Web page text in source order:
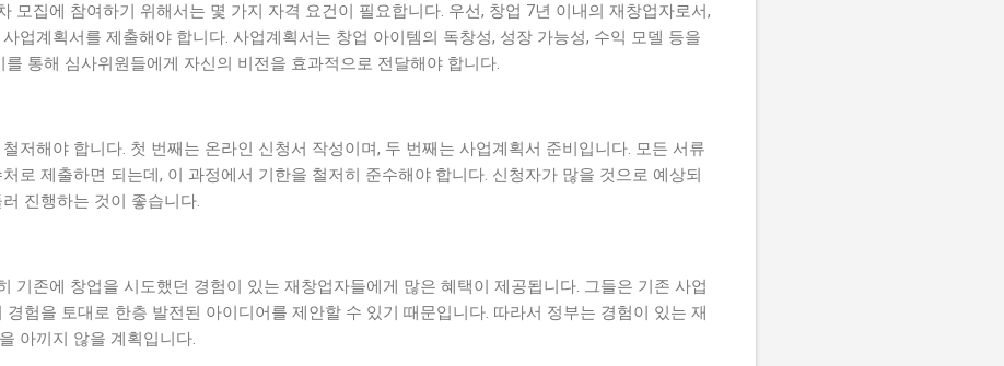
모집에 참여하기 위해서는 몇 가지 자격 요건이 필요합니다. 우선, 창업 7년 이내의 재창업자로서,
업계획서를 제출해야 합니다. 사업계획서는 창업 아이템의 독창성, 성장 가능성, 수익 모델 등을
를 통해 심사위원들에게 자신의 비전을 효과적으로 전달해야 합니다.
저해야 합니다. 첫 번째는 온라인 신청서 작성이며, 두 번째는 사업계획서 준비입니다. 모든 서류
로 제출하면 되는데, 이 과정에서 기한을 철저히 준수해야 합니다. 신청자가 많을 것으로 예상되
진행하는 것이 좋습니다.
기존에 창업을 시도했던 경험이 있는 재창업자들에게 많은 혜택이 제공됩니다. 그들은 기존 사업
경험을 토대로 한층 발전된 아이디어를 제안할 수 있기 때문입니다. 따라서 정부는 경험이 있는 재
아끼지 않을 계획입니다.